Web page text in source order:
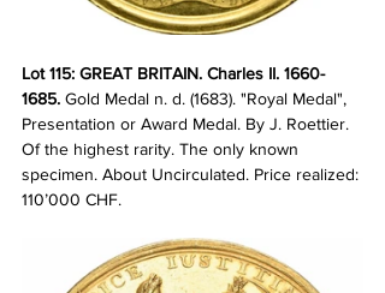
Lot 115: GREAT BRITAIN. Charles II. 1660-
1685. Gold Medal n. d. (1683). "Royal Medal",
Presentation or Award Medal. By J. Roettier.
Of the highest rarity. The only known
specimen. About Uncirculated. Price realized:
110’000 CHF.